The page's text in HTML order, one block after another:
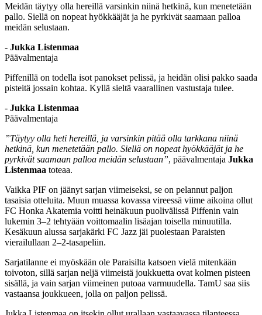
Meidän täytyy olla hereillä varsinkin niinä hetkinä, kun menetetään
pallo. Siellä on nopeat hyökkääjät ja he pyrkivät saamaan palloa
meidän selustaan.
- Jukka Listenmaa
Päävalmentaja
Piffenillä on todella isot panokset pelissä, ja heidän olisi pakko saada
pisteitä jossain kohtaa. Kyllä sieltä vaarallinen vastustaja tulee.
- Jukka Listenmaa
Päävalmentaja
”Täytyy olla heti hereillä, ja varsinkin pitää olla tarkkana niinä
hetkinä, kun menetetään pallo. Siellä on nopeat hyökkääjät ja he
pyrkivät saamaan palloa meidän selustaan”, päävalmentaja Jukka
Listenmaa toteaa.
Vaikka PIF on jäänyt sarjan viimeiseksi, se on pelannut paljon
tasaisia otteluita. Muun muassa kovassa vireessä viime aikoina ollut
FC Honka Akatemia voitti heinäkuun puolivälissä Piffenin vain
lukemin 3–2 tehtyään voittomaalin lisäajan toisella minuutilla.
Kesäkuun alussa sarjakärki FC Jazz jäi puolestaan Paraisten
vierailullaan 2–2-tasapeliin.
Sarjatilanne ei myöskään ole Paraisilta katsoen vielä mitenkään
toivoton, sillä sarjan neljä viimeistä joukkuetta ovat kolmen pisteen
sisällä, ja vain sarjan viimeinen putoaa varmuudella. TamU saa siis
vastaansa joukkueen, jolla on paljon pelissä.